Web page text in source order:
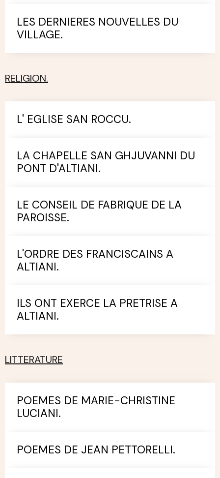
LES DERNIERES NOUVELLES DU
VILLAGE.
RELIGION.
L' EGLISE SAN ROCCU.
LA CHAPELLE SAN GHJUVANNI DU
PONT D'ALTIANI.
LE CONSEIL DE FABRIQUE DE LA
PAROISSE.
L'ORDRE DES FRANCISCAINS A
ALTIANI.
ILS ONT EXERCE LA PRETRISE A
ALTIANI.
LITTERATURE
POEMES DE MARIE-CHRISTINE
LUCIANI.
POEMES DE JEAN PETTORELLI.